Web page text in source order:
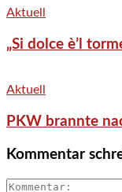
Aktuell
„Si dolce è’l
Aktuell
PKW brannte
Kommentar